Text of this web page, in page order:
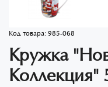
Код товара:985-068
Кружка
Коллекция"